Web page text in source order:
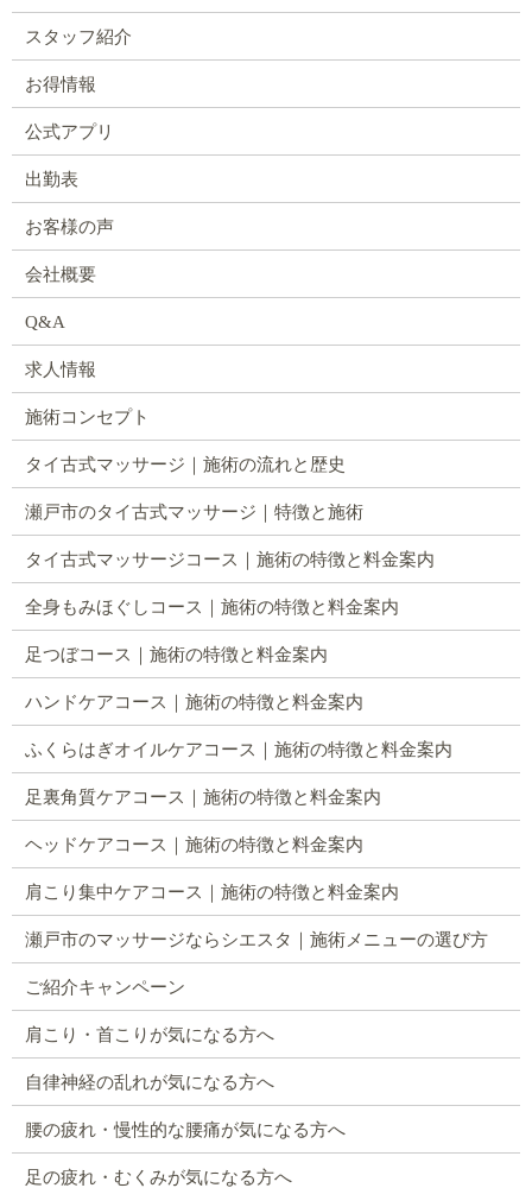
スタッフ紹介
お得情報
公式アプリ
出勤表
お客様の声
会社概要
Q&A
求人情報
施術コンセプト
タイ古式マッサージ｜施術の流れと歴史
瀬戸市のタイ古式マッサージ｜特徴と施術
タイ古式マッサージコース｜施術の特徴と料金案内
全身もみほぐしコース｜施術の特徴と料金案内
足つぼコース｜施術の特徴と料金案内
ハンドケアコース｜施術の特徴と料金案内
ふくらはぎオイルケアコース｜施術の特徴と料金案内
足裏角質ケアコース｜施術の特徴と料金案内
ヘッドケアコース｜施術の特徴と料金案内
肩こり集中ケアコース｜施術の特徴と料金案内
瀬戸市のマッサージならシエスタ｜施術メニューの選び方
ご紹介キャンペーン
肩こり・首こりが気になる方へ
自律神経の乱れが気になる方へ
腰の疲れ・慢性的な腰痛が気になる方へ
足の疲れ・むくみが気になる方へ